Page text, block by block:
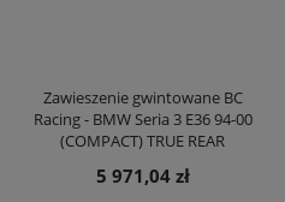
Zawieszenie gwintowane BC
Racing - BMW Seria 3 E36 94-00
(COMPACT) TRUE REAR
5 971,04 zł